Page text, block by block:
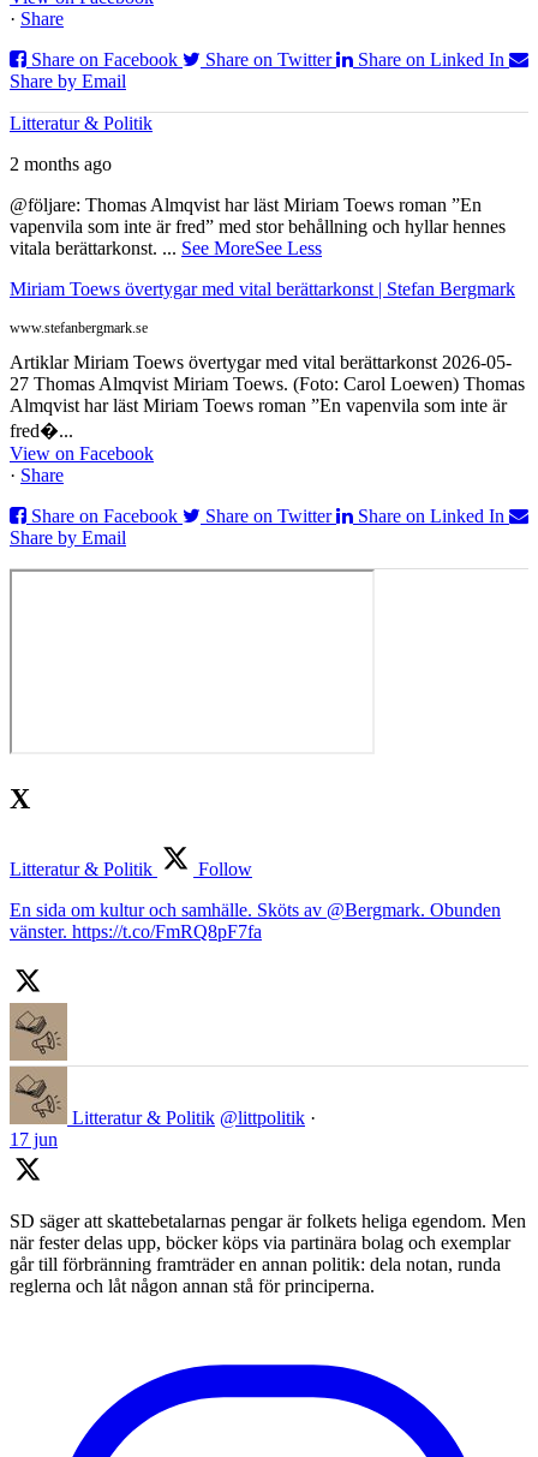
· Share
Share on Facebook
Share on Twitter
Share on Linked In
Share by Email
Litteratur & Politik
2 months ago
@följare: Thomas Almqvist har läst Miriam Toews roman ”En
vapenvila som inte är fred” med stor behållning och hyllar hennes
vitala berättarkonst. ... See MoreSee Less
Miriam Toews övertygar med vital berättarkonst | Stefan Bergmark
www.stefanbergmark.se
Artiklar Miriam Toews övertygar med vital berättarkonst 2026-05-
27 Thomas Almqvist Miriam Toews. (Foto: Carol Loewen) Thomas
Almqvist har läst Miriam Toews roman ”En vapenvila som inte är
fred�...
View on Facebook
· Share
Share on Facebook
Share on Twitter
Share on Linked In
Share by Email
X
Litteratur & Politik
Follow
En sida om kultur och samhälle. Sköts av @Bergmark. Obunden
vänster. https://t.co/FmRQ8pF7fa
Litteratur & Politik @littpolitik ·
17 jun
SD säger att skattebetalarnas pengar är folkets heliga egendom. Men
när fester delas upp, böcker köps via partinära bolag och exemplar
går till förbränning framträder en annan politik: dela notan, runda
reglerna och låt någon annan stå för principerna.